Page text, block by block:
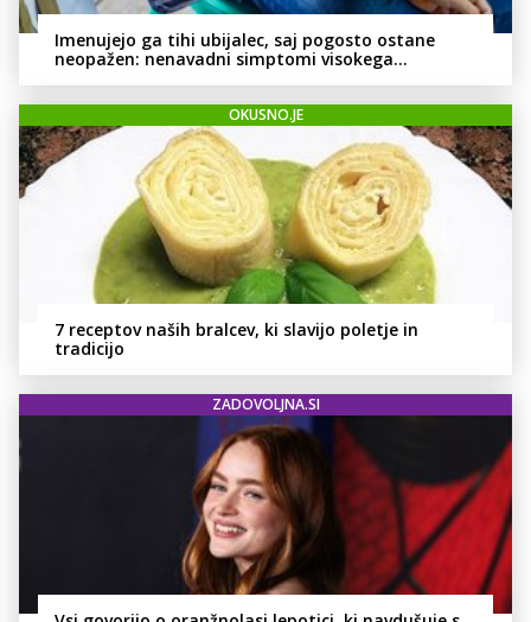
Imenujejo ga tihi ubijalec, saj pogosto ostane
neopažen: nenavadni simptomi visokega
OKUSNO.JE
7 receptov naših bralcev, ki slavijo poletje in
tradicijo
ZADOVOLJNA.SI